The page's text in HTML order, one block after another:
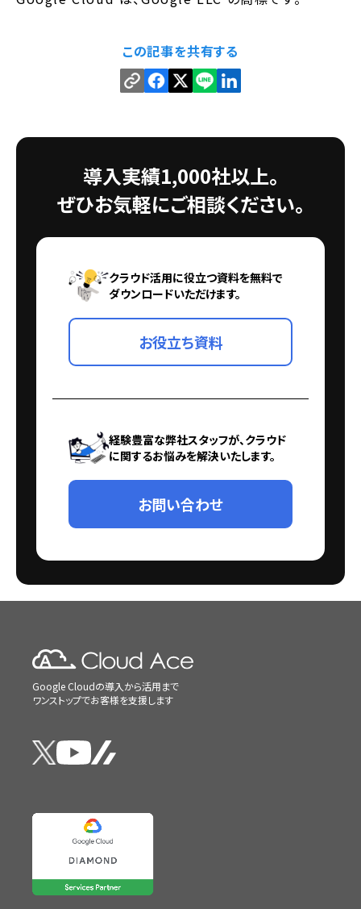
この記事を共有する
導入実績1,000社以上。
ぜひお気軽にご相談ください。
クラウド活用に役立つ資料を無料で
ダウンロードいただけます。
お役立ち資料
経験豊富な弊社スタッフが、クラウド
に関するお悩みを解決いたします。
お問い合わせ
Google Cloudの導入から活用まで
ワンストップでお客様を支援します